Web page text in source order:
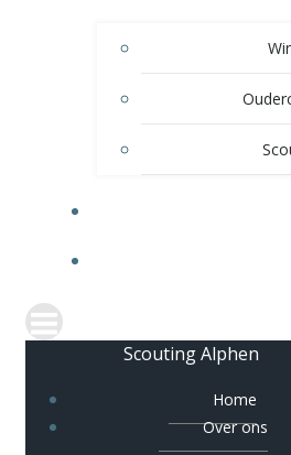
Scouting Alphen
Home
Over ons